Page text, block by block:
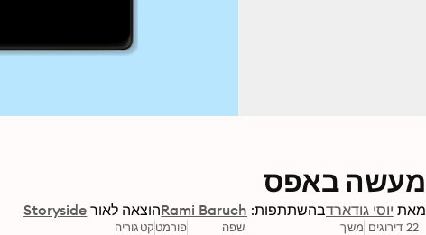
מעשה באפס
מאת יוסי גודארדבהשתתפות: Rami Baruchהוצאה לאור Storyside
22 דירוגים משך שפה פורמטקטגוריה